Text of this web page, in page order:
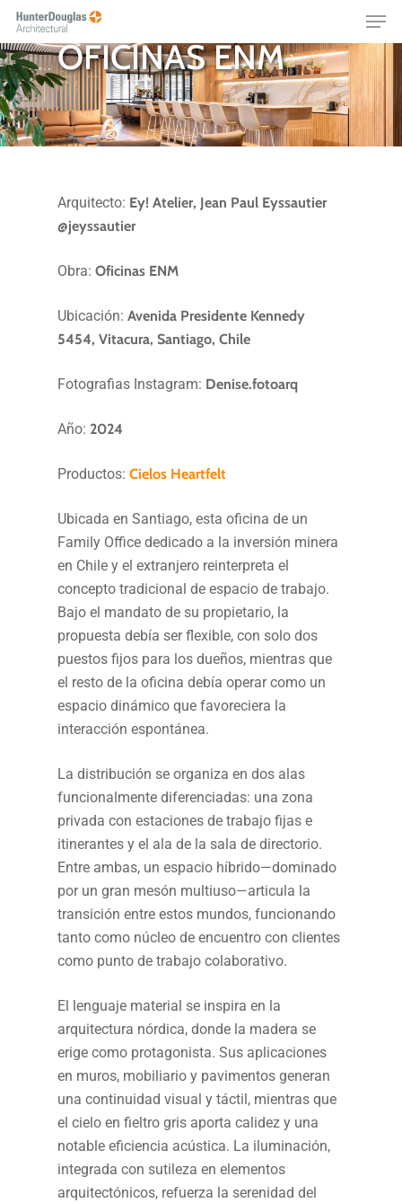
Skip
main
content
OFICINAS
OFICINAS ENM
Arquitecto: Ey! Atelier, Jean Paul Eyssautier
@jeyssautier
Obra:Oficinas ENM
Ubicación:Avenida Presidente Kennedy
5454, Vitacura, Santiago, Chile
Fotografias Instagram: Denise.fotoarq
Año: 2024
Productos:Cielos Heartfelt
Ubicada en Santiago, esta oficina de un
Family Office dedicado a la inversión minera
en Chile y el extranjero reinterpreta el
concepto tradicional de espacio de trabajo.
Bajo el mandato de su propietario, la
propuesta debía ser flexible, con solo dos
puestos fijos para los dueños, mientras que
el resto de la oficina debía operar como un
espacio dinámico que favoreciera la
interacción espontánea.
La distribución se organiza en dos alas
funcionalmente diferenciadas: una zona
privada con estaciones de trabajo fijas e
itinerantes y el ala de la sala de directorio.
Entre ambas, un espacio híbrido—dominado
por un gran mesón multiuso—articula la
transición entre estos mundos, funcionando
tanto como núcleo de encuentro con clientes
como punto de trabajo colaborativo.
El lenguaje material se inspira en la
arquitectura nórdica, donde la madera se
erige como protagonista. Sus aplicaciones
en muros, mobiliario y pavimentos generan
una continuidad visual y táctil, mientras que
el cielo en fieltro gris aporta calidez y una
notable eficiencia acústica. La iluminación,
integrada con sutileza en elementos
arquitectónicos, refuerza la serenidad del